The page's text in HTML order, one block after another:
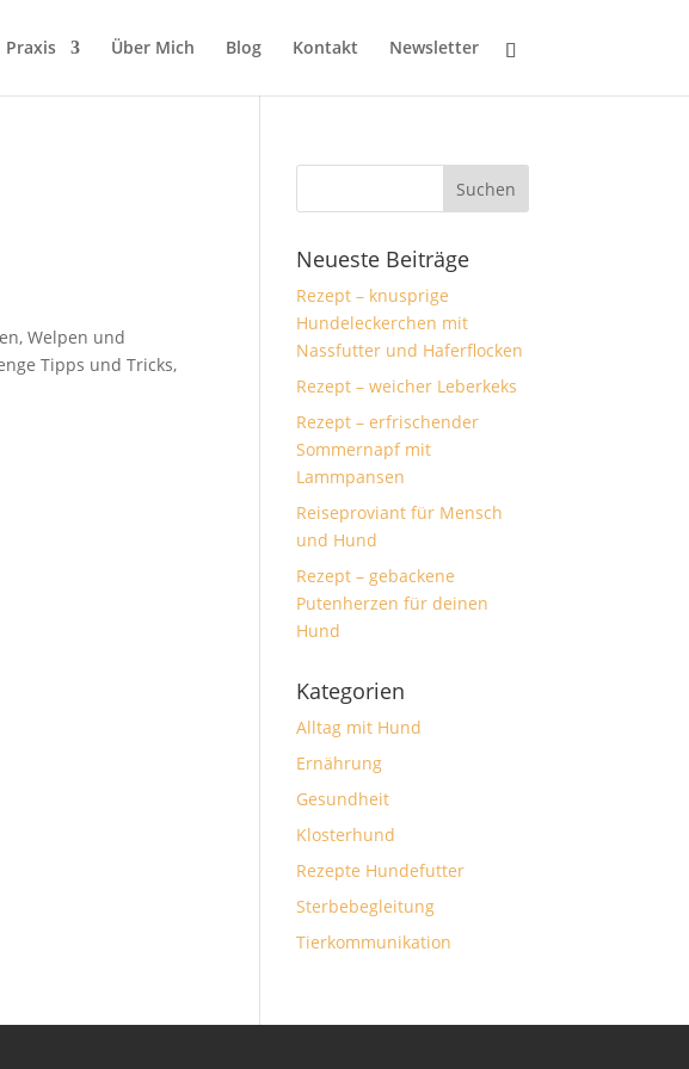
Praxis Über Mich Blog Kontakt Newsletter
Welpen und
Tipps und Tricks,
Neueste Beiträge
Rezept – knusprige
Hundeleckerchen mit
Nassfutter und Haferflocken
Rezept – weicher Leberkeks
Rezept – erfrischender
Sommernapf mit
Lammpansen
Reiseproviant für Mensch
und Hund
Rezept – gebackene
Putenherzen für deinen
Hund
Kategorien
Alltag mit Hund
Ernährung
Gesundheit
Klosterhund
Rezepte Hundefutter
Sterbebegleitung
Tierkommunikation